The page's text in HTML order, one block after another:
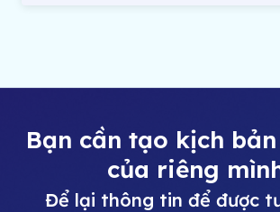
Bạn cần tạo kịch
của riêng
Để lại thông tin để được